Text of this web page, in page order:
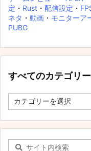
定 ・ Rust ・ 配信設定 ・
ネタ ・ 動画 ・ モニターア
PUBG
すべてのカテゴリー
べ
の